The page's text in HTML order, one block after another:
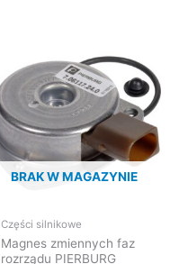
BRAK W MAGAZYNIE
Części silnikowe
Magnes zmiennych faz
rozrządu PIERBURG